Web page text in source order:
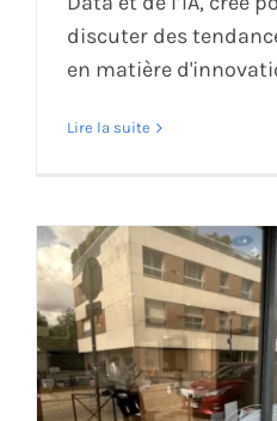
discuter des
en matière
Lire la suite